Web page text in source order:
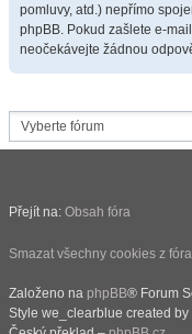
pomluvy, atd.) nepřímo
phpBB. Pokud zašlete e-
neočekávejte žádnou
Přejít na: Obsah fóra
Smazat všechny cookies z fóra
Založeno na phpBB® Forum
Style we_clearblue created by